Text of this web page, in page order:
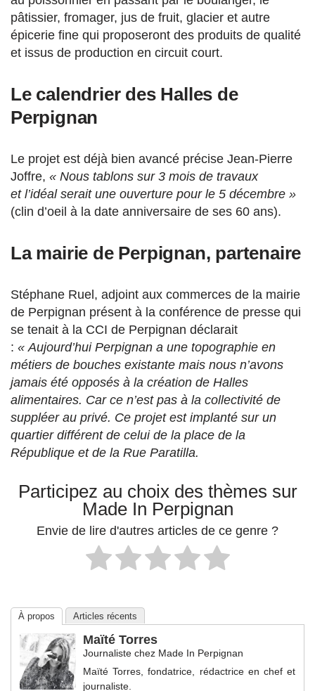
pâtissier, fromager, jus de fruit, glacier et autre
épicerie fine qui proposeront des produits de qualité
et issus de production en circuit court.
Le calendrier des Halles de
Perpignan
Le projet est déjà bien avancé précise Jean-Pierre
Joffre, « Nous tablons sur 3 mois de travaux
et l’idéal serait une ouverture pour le 5 décembre »
(clin d’oeil à la date anniversaire de ses 60 ans).
La mairie de Perpignan, partenaire
Stéphane Ruel, adjoint aux commerces de la mairie
de Perpignan présent à la conférence de presse qui
se tenait à la CCI de Perpignan déclarait
: « Aujourd’hui Perpignan a une topographie en
métiers de bouches existante mais nous n’avons
jamais été opposés à la création de Halles
alimentaires. Car ce n’est pas à la collectivité de
suppléer au privé. Ce projet est implanté sur un
quartier différent de celui de la place de la
République et de la Rue Paratilla.
Participez au choix des thèmes sur
Made In Perpignan
Envie de lire d'autres articles de ce genre ?
À propos Articles récents
Maïté Torres
Journaliste chez Made In Perpignan
Maïté Torres, fondatrice, rédactrice en chef et
journaliste.